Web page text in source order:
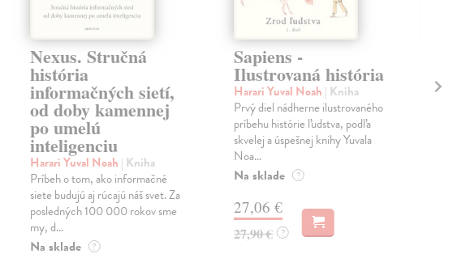
Nexus. Stručná
história
informačných sietí,
od doby kamennej
po umelú
inteligenciu
Harari Yuval Noah | Kniha
Príbeh o tom, ako informačné
siete budujú aj rúcajú náš svet. Za
posledných 100 000 rokov sme
my, d...
Na sklade ?
Sapiens -
Ilustrovaná história
Harari Yuval Noah | Kniha
Prvý diel nádherne ilustrovaného
príbehu histórie ľudstva, podľa
skvelej a úspešnej knihy Yuvala
Noa...
Na sklade ?
27,06 €
27,90 € ?